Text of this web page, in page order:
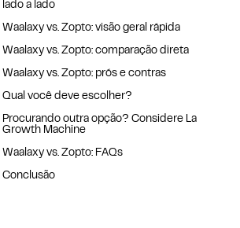
lado a lado
Waalaxy vs. Zopto: visão geral rápida
Waalaxy vs. Zopto: comparação direta
Waalaxy vs. Zopto: prós e contras
Qual você deve escolher?
Procurando outra opção? Considere La
Growth Machine
Waalaxy vs. Zopto: FAQs
Conclusão